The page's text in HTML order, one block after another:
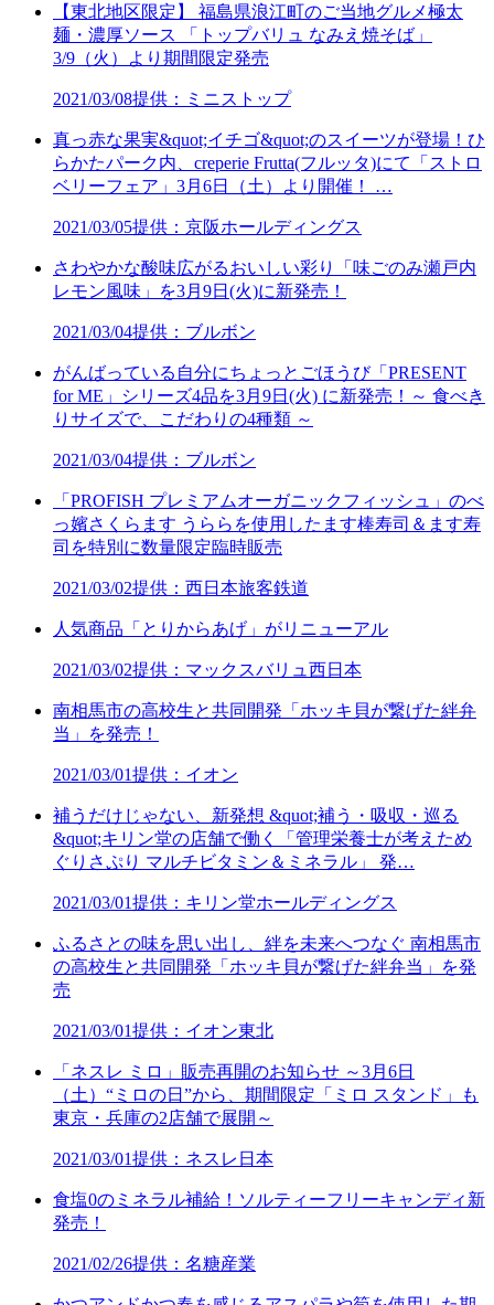
【東北地区限定】 福島県浪江町のご当地グルメ極太
麺・濃厚ソース 「トップバリュ なみえ焼そば」
3/9（火）より期間限定発売
2021/03/08提供：ミニストップ
真っ赤な果実&quot;イチゴ&quot;のスイーツが登場！ひ
らかたパーク内、creperie Frutta(フルッタ)にて「ストロ
ベリーフェア」3月6日（土）より開催！ …
2021/03/05提供：京阪ホールディングス
さわやかな酸味広がるおいしい彩り「味ごのみ瀬戸内
レモン風味」を3月9日(火)に新発売！
2021/03/04提供：ブルボン
がんばっている自分にちょっとごほうび「PRESENT
for ME」シリーズ4品を3月9日(火) に新発売！～ 食べき
りサイズで、こだわりの4種類 ～
2021/03/04提供：ブルボン
「PROFISH プレミアムオーガニックフィッシュ」のべ
っ嬪さくらます うららを使用したます棒寿司＆ます寿
司を特別に数量限定臨時販売
2021/03/02提供：西日本旅客鉄道
人気商品「とりからあげ」がリニューアル
2021/03/02提供：マックスバリュ西日本
南相馬市の高校生と共同開発「ホッキ貝が繋げた絆弁
当」を発売！
2021/03/01提供：イオン
補うだけじゃない、新発想 &quot;補う・吸収・巡る
&quot;キリン堂の店舗で働く「管理栄養士が考えため
ぐりさぷり マルチビタミン＆ミネラル」 発…
2021/03/01提供：キリン堂ホールディングス
ふるさとの味を思い出し、絆を未来へつなぐ 南相馬市
の高校生と共同開発「ホッキ貝が繋げた絆弁当」を発
売
2021/03/01提供：イオン東北
「ネスレ ミロ」販売再開のお知らせ ～3月6日
（土）“ミロの日”から、期間限定「ミロ スタンド」も
東京・兵庫の2店舗で展開～
2021/03/01提供：ネスレ日本
食塩0のミネラル補給！ソルティーフリーキャンディ新
発売！
2021/02/26提供：名糖産業